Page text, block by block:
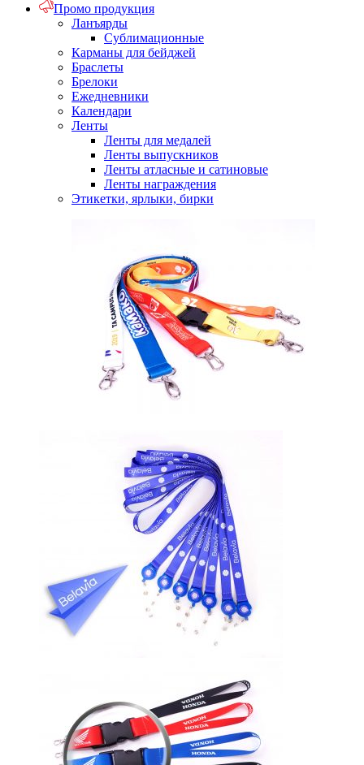
Промо продукция
Ланъярды
Сублимационные
Карманы для бейджей
Браслеты
Брелоки
Ежедневники
Календари
Ленты
Ленты для медалей
Ленты выпускников
Ленты атласные и сатиновые
Ленты награждения
Этикетки, ярлыки, бирки